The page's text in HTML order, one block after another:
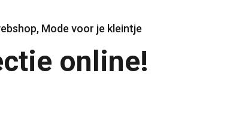
m
, Mode voor je kleintje
online!